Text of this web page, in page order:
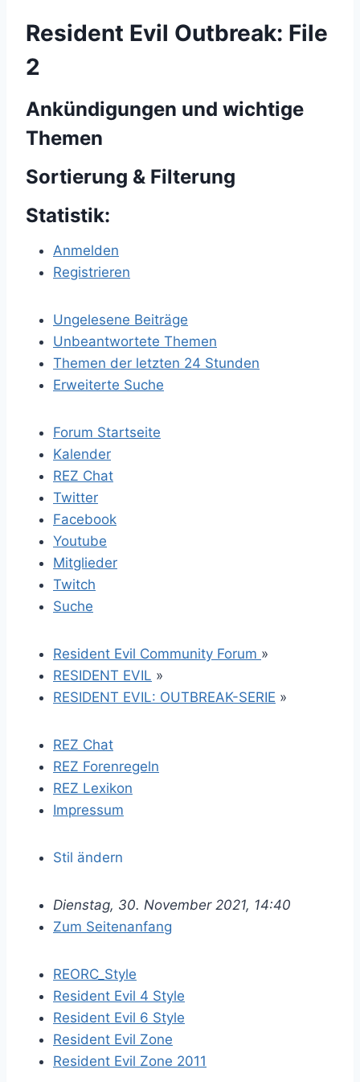
Resident Evil Outbreak: File
2
Ankündigungen und wichtige
Themen
Sortierung & Filterung
Statistik:
Anmelden
Registrieren
Ungelesene Beiträge
Unbeantwortete Themen
Themen der letzten 24 Stunden
Erweiterte Suche
Forum Startseite
Kalender
REZ Chat
Twitter
Facebook
Youtube
Mitglieder
Twitch
Suche
Resident Evil Community Forum »
RESIDENT EVIL »
RESIDENT EVIL: OUTBREAK-SERIE »
REZ Chat
REZ Forenregeln
REZ Lexikon
Impressum
Stil ändern
Dienstag, 30. November 2021, 14:40
Zum Seitenanfang
REORC_Style
Resident Evil 4 Style
Resident Evil 6 Style
Resident Evil Zone
Resident Evil Zone 2011